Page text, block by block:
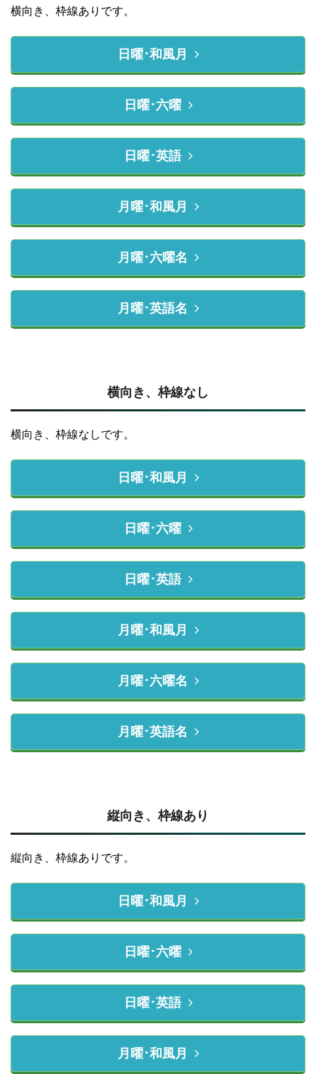
横向き、枠線ありです。
日曜･和風月
日曜･六曜
日曜･英語
月曜･和風月
月曜･六曜名
月曜･英語名
横向き、枠線なし
横向き、枠線なしです。
日曜･和風月
日曜･六曜
日曜･英語
月曜･和風月
月曜･六曜名
月曜･英語名
縦向き、枠線あり
縦向き、枠線ありです。
日曜･和風月
日曜･六曜
日曜･英語
月曜･和風月